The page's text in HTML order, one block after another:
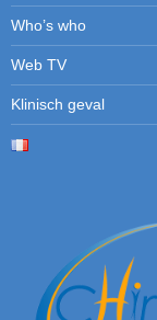
Who’s who
Web TV
Klinisch geval